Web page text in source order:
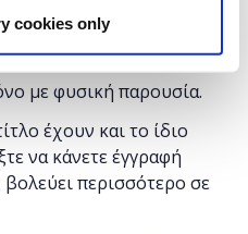
cookies onlyγια το κοινό
με φυσική παρουσία.
έχουν και το ίδιο
να κάνετε έγγραφή
περισσότερο σε